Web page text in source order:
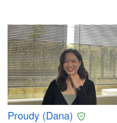
Proudy (Dana)